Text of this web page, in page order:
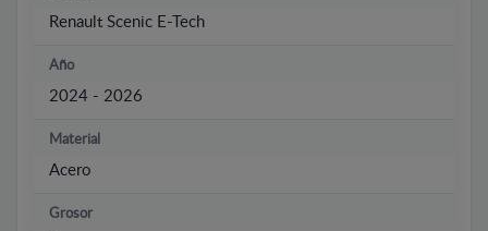
Renault Scenic E-Tech
Año
2024 - 2026
Material
Acero
Grosor